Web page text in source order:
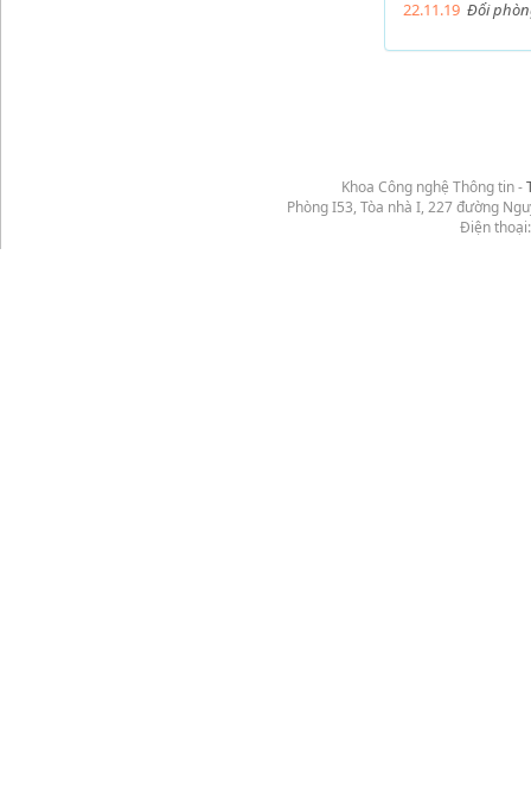
22.11.19 Đổi
Khoa Công nghệ Thông tin -
Phòng I53, Tòa nhà I, 227 đường
Điện